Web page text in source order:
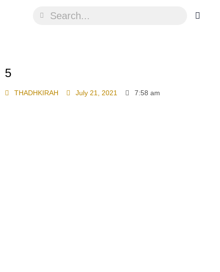
5
THADHKIRAH July 21, 2021 7:58 am